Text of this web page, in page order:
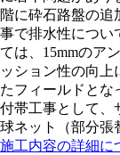
階に砕石路盤の追
事で排水性につい
ては、15mmのア
ッション性の向上
たフィールドとな
付帯工事として、
球ネット（部分張
施工内容の詳細に